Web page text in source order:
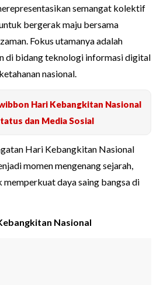
semangat kolektif
bergerak maju bersama
Fokus utamanya adalah
di bidang teknologi informasi digital
nasional.
Hari Kebangkitan Nasional
dan Media Sosial
Hari Kebangkitan Nasional
momen mengenang sejarah,
daya saing bangsa di
Nasional